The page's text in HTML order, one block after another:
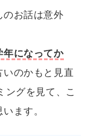
のお話は意外
年になってか
いのかもと見直
ングを見て、こ
ます。